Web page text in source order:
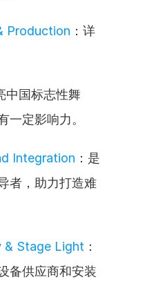
Production ：详
中国标志性舞
一定影响力。
Integration ：是
者，助力打造难
& Stage Light ：
备供应商和安装